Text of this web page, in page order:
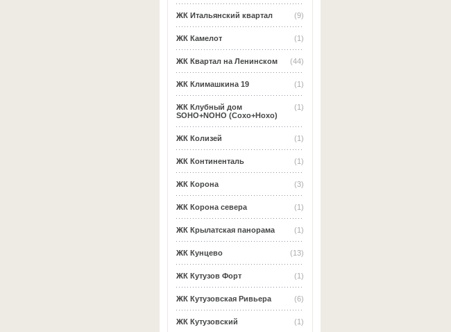
(9)
ЖК Итальянский квартал
(1)
ЖК Камелот
(44)
ЖК Квартал на Ленинском
(1)
ЖК Климашкина 19
(1)
ЖК Клубный дом
SOHO+NOHO (Сохо+Нохо)
(1)
ЖК Колизей
(1)
ЖК Континенталь
(3)
ЖК Корона
(1)
ЖК Корона севера
(1)
ЖК Крылатская панорама
(13)
ЖК Кунцево
(1)
ЖК Кутузов Форт
(6)
ЖК Кутузовская Ривьера
(1)
ЖК Кутузовский